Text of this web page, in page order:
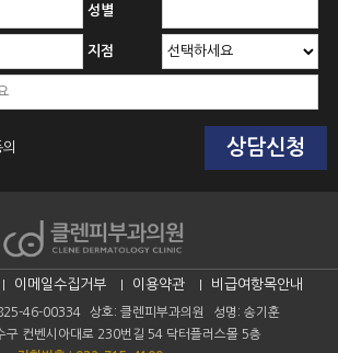
성별
지점
이메일수집거부 이용약관 비급여항목안내
46-00334 상호: 클렌피부과의원
성명: 송기훈
구 컨벤시아대로 230번길 54 닥터플러스몰 5층